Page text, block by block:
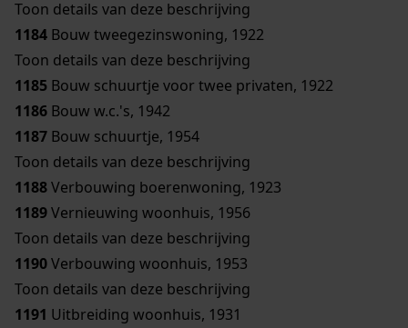
Toon details van deze beschrijving
1184 Bouw tweegezinswoning, 1922
Toon details van deze beschrijving
1185 Bouw schuurtje voor twee privaten, 1922
1186 Bouw w.c.'s, 1942
1187 Bouw schuurtje, 1954
Toon details van deze beschrijving
1188Verbouwing boerenwoning, 1923
1189Vernieuwing woonhuis, 1956
Toon details van deze beschrijving
1190Verbouwing woonhuis, 1953
Toon details van deze beschrijving
1191 Uitbreiding woonhuis, 1931